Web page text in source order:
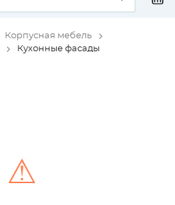
Корпусная мебель
Кухонные фасады
⚠